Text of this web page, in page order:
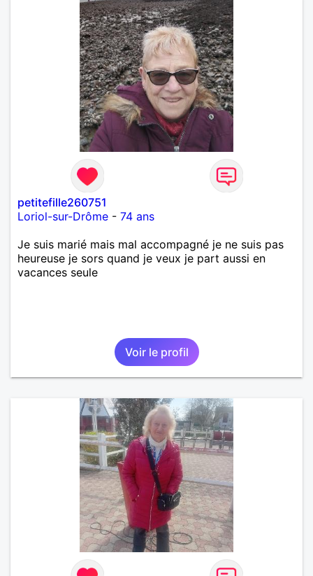
petitefille260751
Loriol-sur-Drôme - 74 ans
Je suis marié mais mal accompagné je ne suis pas
heureuse je sors quand je veux je part aussi en
vacances seule
Voir le profil